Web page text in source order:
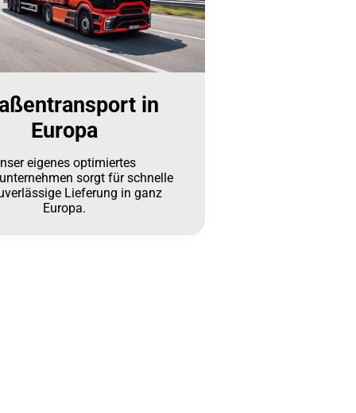
in
Europa
eigenes optimiertes
sorgt für schnelle
Lieferung in ganz
Europa.